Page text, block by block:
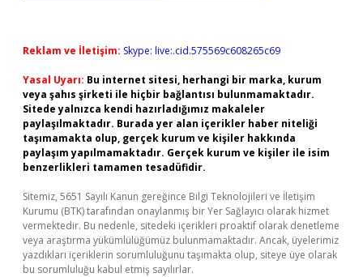
Reklam ve İletişim: Skype: live:.cid.575569c608265c69
Yasal Uyarı: Bu internet sitesi, herhangi bir marka, kurum
veya şahıs şirketi ile hiçbir bağlantısı bulunmamaktadır.
Sitede yalnızca kendi hazırladığımız makaleler
paylaşılmaktadır. Burada yer alan içerikler haber niteliği
taşımamakta olup, gerçek kurum ve kişiler hakkında
paylaşım yapılmamaktadır. Gerçek kurum ve kişiler ile isim
benzerlikleri tamamen tesadüfidir.
Sitemiz, 5651 Sayılı Kanun gereğince Bilgi Teknolojileri ve İletişim
Kurumu (BTK) tarafından onaylanmış bir Yer Sağlayıcı olarak hizmet
vermektedir. Bu nedenle, sitedeki içerikleri proaktif olarak denetleme
veya araştırma yükümlülüğümüz bulunmamaktadır. Ancak, üyelerimiz
yazdıkları içeriklerin sorumluluğunu taşımakta olup, siteye üye olarak
bu sorumluluğu kabul etmiş sayılırlar.